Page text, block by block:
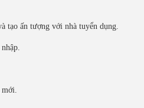
tạo ấn tượng với nhà tuyển dụng.
mới.